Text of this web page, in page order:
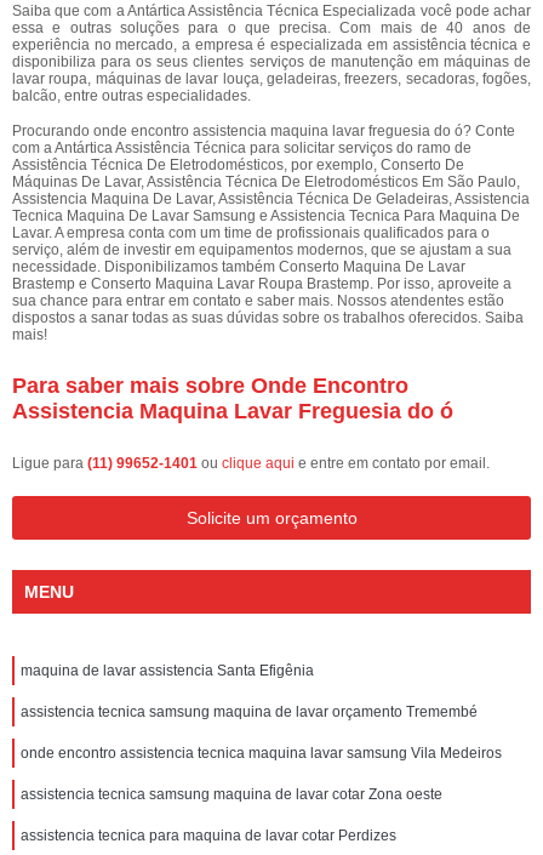
Saiba que com a Antártica Assistência Técnica Especializada você pode achar
essa e outras soluções para o que precisa. Com mais de 40 anos de
experiência no mercado, a empresa é especializada em assistência técnica e
disponibiliza para os seus clientes serviços de manutenção em máquinas de
lavar roupa, máquinas de lavar louça, geladeiras, freezers, secadoras, fogões,
balcão, entre outras especialidades.
Procurando onde encontro assistencia maquina lavar freguesia do ó? Conte
com a Antártica Assistência Técnica para solicitar serviços do ramo de
Assistência Técnica De Eletrodomésticos, por exemplo, Conserto De
Máquinas De Lavar, Assistência Técnica De Eletrodomésticos Em São Paulo,
Assistencia Maquina De Lavar, Assistência Técnica De Geladeiras, Assistencia
Tecnica Maquina De Lavar Samsung e Assistencia Tecnica Para Maquina De
Lavar. A empresa conta com um time de profissionais qualificados para o
serviço, além de investir em equipamentos modernos, que se ajustam a sua
necessidade. Disponibilizamos também Conserto Maquina De Lavar
Brastemp e Conserto Maquina Lavar Roupa Brastemp. Por isso, aproveite a
sua chance para entrar em contato e saber mais. Nossos atendentes estão
dispostos a sanar todas as suas dúvidas sobre os trabalhos oferecidos. Saiba
mais!
Para saber mais sobre Onde Encontro
Assistencia Maquina Lavar Freguesia do ó
Ligue para (11) 99652-1401 ou clique aqui e entre em contato por email.
Solicite um orçamento
MENU
maquina de lavar assistencia Santa Efigênia
assistencia tecnica samsung maquina de lavar orçamento Tremembé
onde encontro assistencia tecnica maquina lavar samsung Vila Medeiros
assistencia tecnica samsung maquina de lavar cotar Zona oeste
assistencia tecnica para maquina de lavar cotar Perdizes